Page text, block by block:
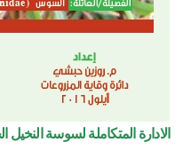
الادارة المتكاملة لسوسة النخيل